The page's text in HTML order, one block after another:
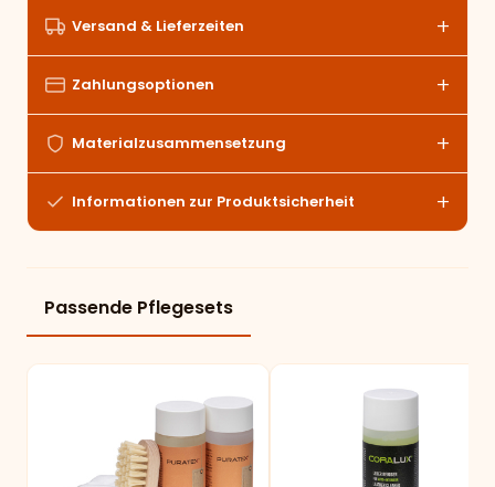
Versand & Lieferzeiten
Zahlungsoptionen
Materialzusammensetzung
Informationen zur Produktsicherheit
Passende Pflegesets